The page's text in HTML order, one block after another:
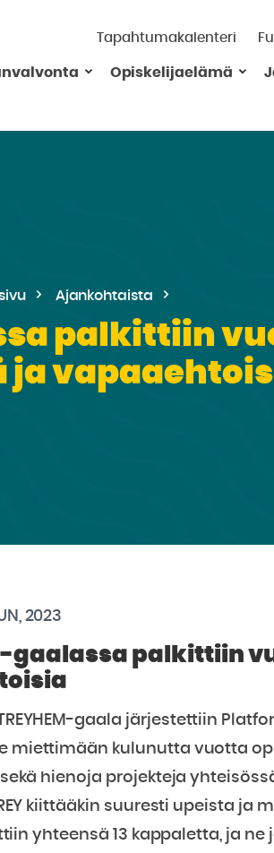
Tapahtumakalenteri
Opiskelijaelämä
Ajankohtaista
palkittiin
ja
2023
gaalassa palkittiin
gaala järjestettiin
miettimään kulunutta vuotta
hienoja projekteja
kiittääkin suuresti upeista ja
yhteensä 13 kappaletta, ja